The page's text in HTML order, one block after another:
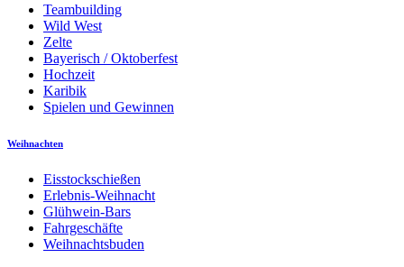
Teambuilding
Wild West
Zelte
Bayerisch / Oktoberfest
Hochzeit
Karibik
Spielen und Gewinnen
Weihnachten
Eisstockschießen
Erlebnis-Weihnacht
Glühwein-Bars
Fahrgeschäfte
Weihnachtsbuden